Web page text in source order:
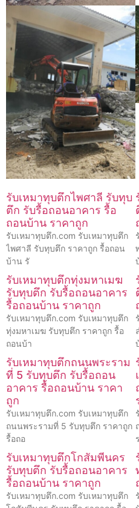
รับเหมาทุบตึกไพศาลี รับทุบ
ตึก รับรื้อถอนอาคาร รื้อ
ถอนบ้าน ราคาถูก
รับเหมาทุบตึก.com รับเหมาทุบตึก
ไพศาลี รับทุบตึก ราคาถูก รื้อถอน
บ้าน รั
รับเหมาทุบตึกทุ่งมหาเมฆ
รับทุบตึก รับรื้อถอนอาคาร
รื้อถอนบ้าน ราคาถูก
รับเหมาทุบตึก.com รับเหมาทุบตึก
ทุ่งมหาเมฆ รับทุบตึก ราคาถูก รื้อ
ถอนบ้า
รับเหมาทุบตึกถนนพระราม
ที่ 5 รับทุบตึก รับรื้อถอน
อาคาร รื้อถอนบ้าน ราคา
ถูก
รับเหมาทุบตึก.com รับเหมาทุบตึก
ถนนพระรามที่ 5 รับทุบตึก ราคาถูก
รื้อถอ
รับเหมาทุบตึกโกสัมพีนคร
รับทุบตึก รับรื้อถอนอาคาร
รื้อถอนบ้าน ราคาถูก
รับเหมาทุบตึก.com รับเหมาทุบตึก